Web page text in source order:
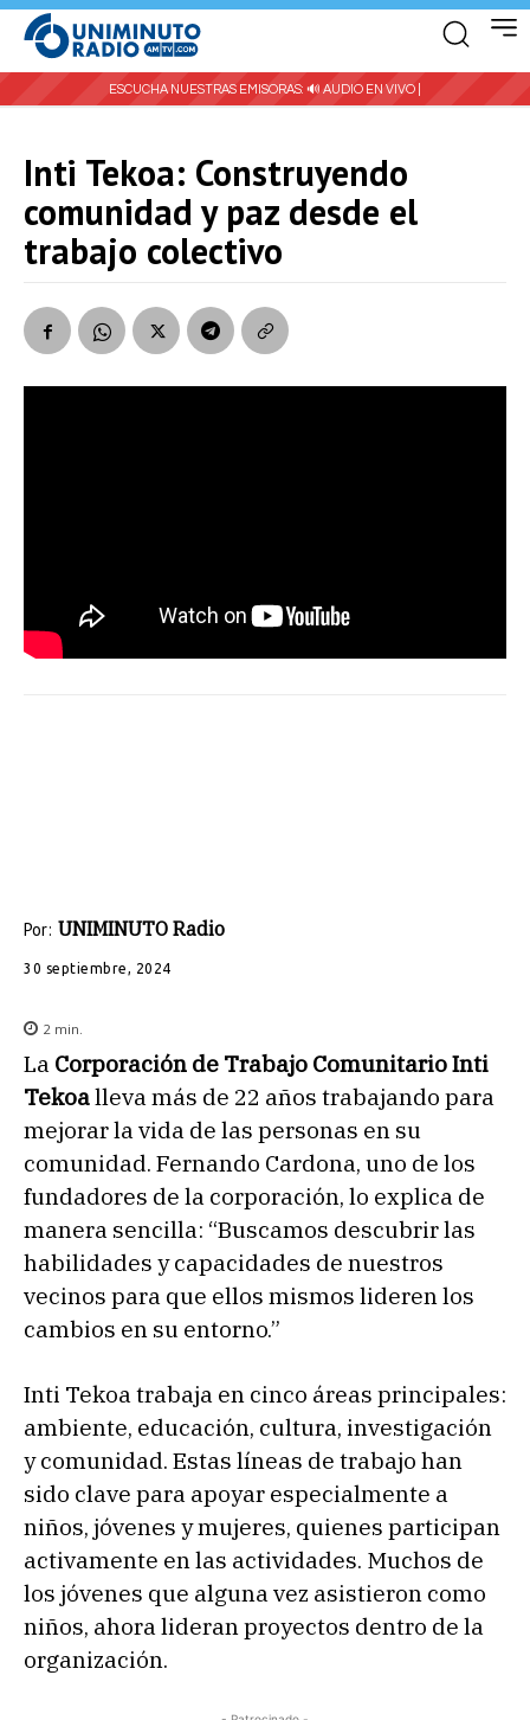
ESCUCHA NUESTRAS EMISORAS: 🔊 AUDIO EN VIVO |
Inti Tekoa: Construyendo
comunidad y paz desde el
trabajo colectivo
Por: UNIMINUTO Radio
30 septiembre, 2024
2 min.
La Corporación de Trabajo Comunitario Inti
Tekoalleva más de 22 años trabajando para
mejorar la vida de las personas en su
comunidad. Fernando Cardona, uno de los
fundadores de la corporación, lo explica de
manera sencilla: “Buscamos descubrir las
habilidades y capacidades de nuestros
vecinos para que ellos mismos lideren los
cambios en su entorno.”
Inti Tekoa trabaja en cinco áreas principales:
ambiente, educación, cultura, investigación
y comunidad. Estas líneas de trabajo han
sido clave para apoyar especialmente a
niños, jóvenes y mujeres, quienes participan
activamente en las actividades. Muchos de
los jóvenes que alguna vez asistieron como
niños, ahora lideran proyectos dentro de la
organización.